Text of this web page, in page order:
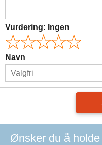
Vurdering: Ingen
Navn
Ønsker du å